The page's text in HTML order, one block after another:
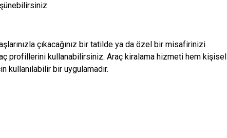
çıkacağınız bir tatilde ya da özel bir misafirinizi
profillerini kullanabilirsiniz. Araç kiralama hizmeti hem kişisel
kullanılabilir bir uygulamadır.